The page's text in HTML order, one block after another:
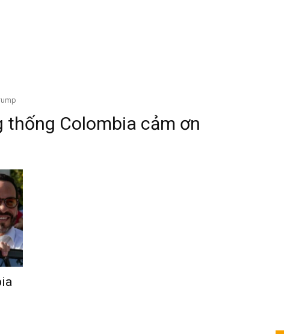
thống Colombia cảm ơn